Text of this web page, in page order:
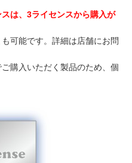
は、3ライセンスから購入が
可能です。詳細は店舗にお問
購入いただく製品のため、個